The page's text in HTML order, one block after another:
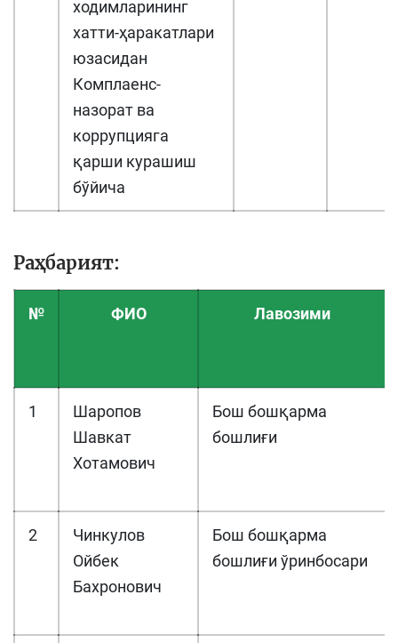
ходимларининг
хатти-ҳаракатлари
юзасидан
Комплаенс-
назорат ва
коррупцияга
қарши курашиш
бўйича
Раҳбарият:
№ ФИО Лавозими
1
Шаропов
Шавкат
Хотамович
Бош бошқарма
бошлиғи
2
Чинкулов
Ойбек
Бахронович
Бош бошқарма
бошлиғи ўринбосари